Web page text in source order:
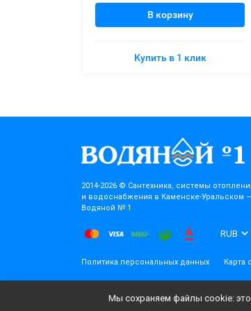
В корзину
Купить в 1 клик
2014-2026 © Cантехника, системы
и водоснабжения в Каменске-Уральском —
Водяной № 1
RUB
Политика персональных данных Карта
Мы сохраняем файлы cookie: это